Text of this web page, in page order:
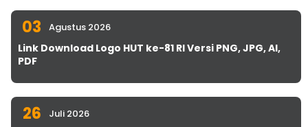
03 Agustus 2026
Link Download Logo HUT ke-81 RI Versi PNG, JPG, AI,
PDF
26 Juli 2026